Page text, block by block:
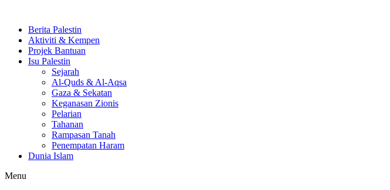
contentBerita Palestin
Aktiviti & Kempen
Projek Bantuan
Isu Palestin
Sejarah
Al-Quds & Al-Aqsa
Gaza & Sekatan
Keganasan Zionis
Pelarian
Tahanan
Rampasan Tanah
Penempatan Haram
Dunia Islam
Menu